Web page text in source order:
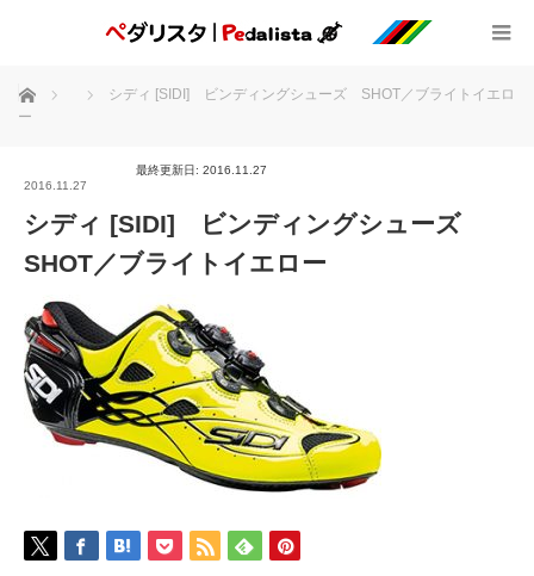
ホーム
シディ [SIDI] ビンディングシューズ SHOT／ブライトイエロ
ー
2016.11.27
最終更新日: 2016.11.27
シディ [SIDI] ビンディングシューズ
SHOT／ブライトイエロー